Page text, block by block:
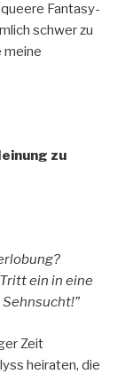
Fantasy-
schwer zu
meine
zu
ein in eine
Zeit
heiraten, die